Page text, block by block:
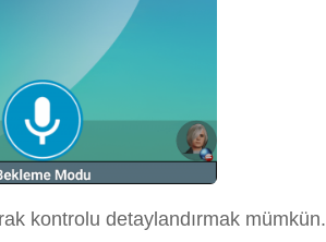
kontrolu detaylandırmak mümkün.